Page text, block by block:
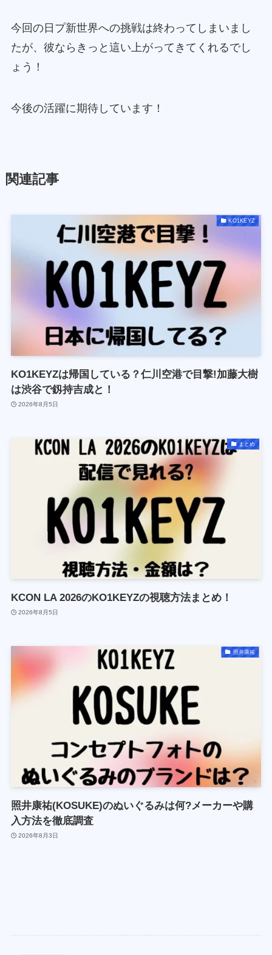
今回の日プ新世界への挑戦は終わってしまいまし
たが、彼ならきっと這い上がってきてくれるでし
ょう！
今後の活躍に期待しています！
関連記事
KO1KEYZ
KO1KEYZは帰国している？仁川空港で目撃!加藤大樹
は渋谷で釼持吉成と！
2026年8月5日
まとめ
KCON LA 2026のKO1KEYZの視聴方法まとめ！
2026年8月5日
照井康祐
照井康祐(KOSUKE)のぬいぐるみは何?メーカーや購
入方法を徹底調査
2026年8月3日